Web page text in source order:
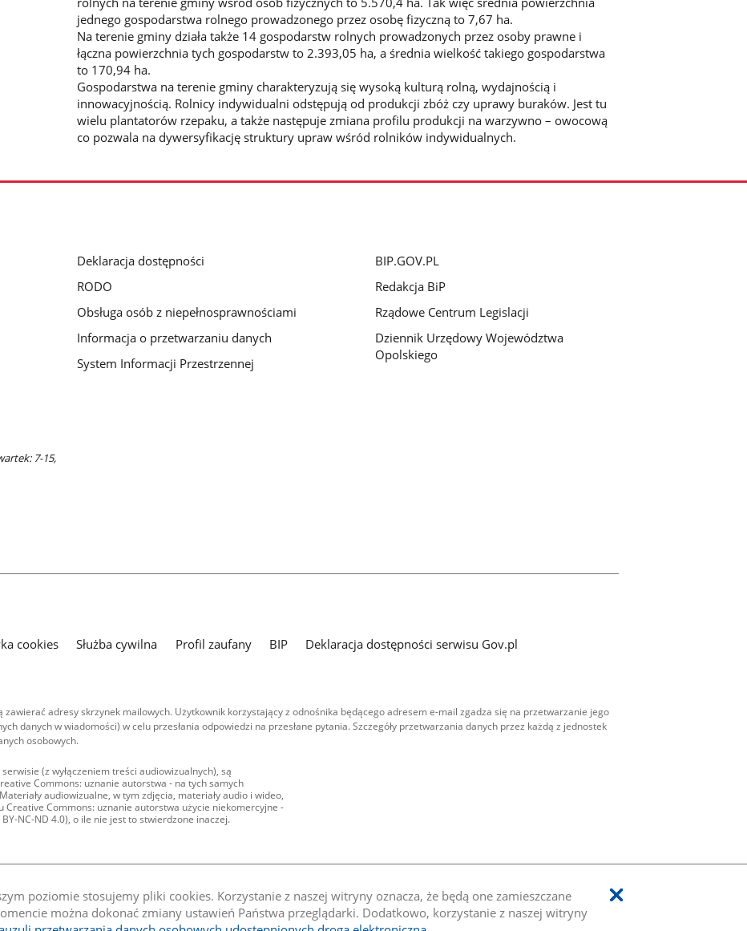
poziomie stosujemy pliki cookies. Korzystanie z naszej witryny oznacza, że będą one zamieszczane
można dokonać zmiany ustawień Państwa przeglądarki. Dodatkowo, korzystanie z naszej witryny
jednego gospodarstwa rolnego prowadzonego przez osobę fizyczną to 7,67 ha.
Na terenie gminy działa także 14 gospodarstw rolnych prowadzonych przez osoby prawne i
łączna powierzchnia tych gospodarstw to 2.393,05 ha, a średnia wielkość takiego gospodarstwa
to 170,94 ha.
Gospodarstwa na terenie gminy charakteryzują się wysoką kulturą rolną, wydajnością i
innowacyjnością. Rolnicy indywidualni odstępują od produkcji zbóż czy uprawy buraków. Jest tu
wielu plantatorów rzepaku, a także następuje zmiana profilu produkcji na warzywno – owocową
co pozwala na dywersyfikację struktury upraw wśród rolników indywidualnych.
7-15,
Deklaracja dostępności
RODO
Obsługa osób z niepełnosprawnościami
Informacja o przetwarzaniu danych
System Informacji Przestrzennej
BIP.GOV.PL
Redakcja BiP
Rządowe Centrum Legislacji
Dziennik Urzędowy Województwa
Opolskiego
cookies Służba cywilna Profil zaufany BIP
Deklaracja dostępności serwisu Gov.pl
adresy skrzynek mailowych. Użytkownik korzystający z odnośnika będącego adresem e-mail zgadza się na przetwarzanie jego
danych w wiadomości) w celu przesłania odpowiedzi na przesłane pytania. Szczegóły przetwarzania danych przez każdą z jednostek
osobowych.
(z wyłączeniem treści audiowizualnych), są
Commons: uznanie autorstwa - na tych samych
audiowizualne, w tym zdjęcia, materiały audio i wideo,
Creative Commons: uznanie autorstwa użycie niekomercyjne -
NC-ND 4.0), o ile nie jest to stwierdzone inaczej.